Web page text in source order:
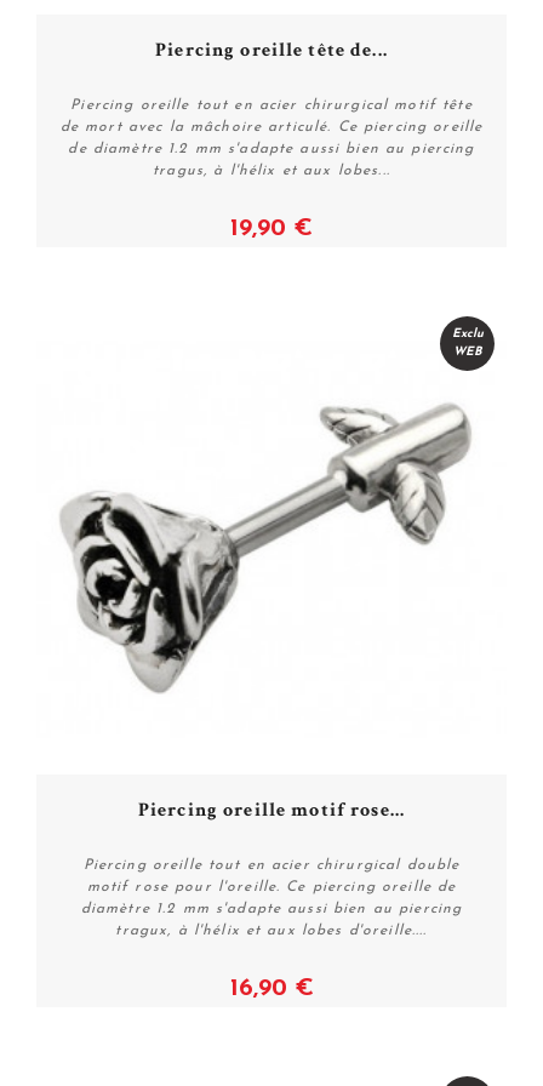
Plus de détails
Piercing oreille tête de...
Piercing oreille tout en acier chirurgical motif tête
de mort avec la mâchoire articulé. Ce piercing oreille
de diamètre 1.2 mm s'adapte aussi bien au piercing
tragus, à l'hélix et aux lobes...
19,90 €
Plus de détails
Exclu
WEB
Piercing oreille motif rose...
Piercing oreille tout en acier chirurgical double
motif rose pour l'oreille. Ce piercing oreille de
diamètre 1.2 mm s'adapte aussi bien au piercing
tragux, à l'hélix et aux lobes d'oreille....
16,90 €